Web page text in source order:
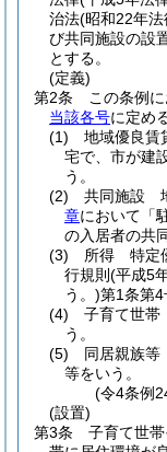
治法(昭和22年
び共同施設の設
とする。
(定義)
第2条
この条例に
当該各号に定め
(1)
地域優良
宅で、市が建
う。
(2)
共同施設
章において「
の入居者の共
(3)
所得 特定
行規則 (平成5
う。)第1条第4
(4)
子育て世
う。
(5)
同居親族
等をいう。
(令4条例
(設置)
第3条
子育て世